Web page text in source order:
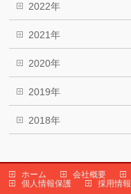
2022年
2021年
2020年
2019年
2018年
ホーム 会社概要
個人情報保護
採用情報